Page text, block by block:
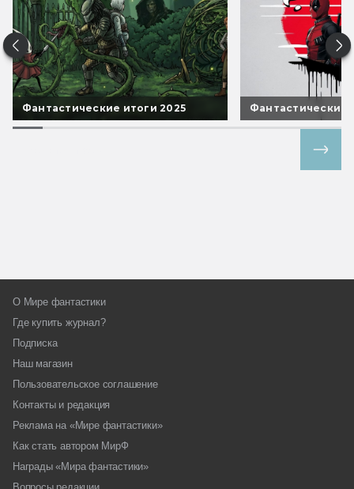
Фантастические итоги 2025 Фантастические
О Мире фантастики
Где купить журнал?
Подписка
Наш магазин
Пользовательское соглашение
Контакты и редакция
Реклама на «Мире фантастики»
Как стать автором МирФ
Награды «Мира фантастики»